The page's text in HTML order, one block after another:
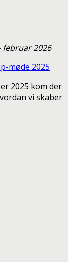
februar 2026
møde 2025
2025 kom der
vi skaber